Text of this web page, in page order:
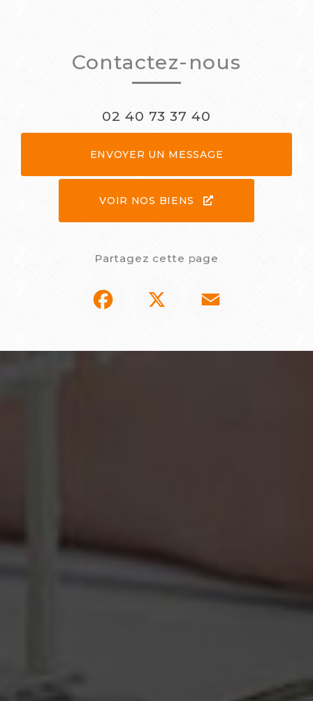
Contactez-nous
02 40 73 37 40
ENVOYER UN MESSAGE
VOIR NOS BIENS
Partagez cette page